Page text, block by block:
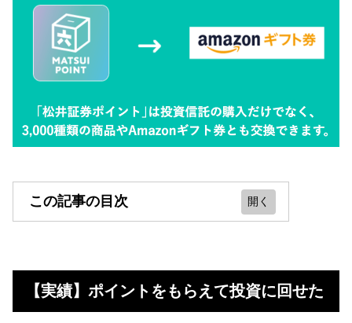
この記事の目次
回せた
「MATSUI SECURITIES CARD」の
【実績】ポイントをもらえて投資に回せた